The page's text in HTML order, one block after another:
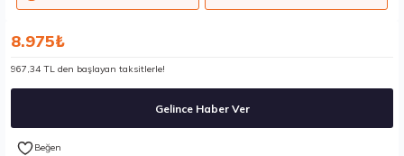
8.975₺
967,34 TL den başlayan taksitlerle!
Gelince Haber Ver